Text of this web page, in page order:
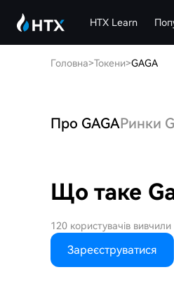
HTX Learn
Головна>Токени>GAGA
Про GAGAРинки
Що таке
120 користувачів вивчили
Зареєструватися